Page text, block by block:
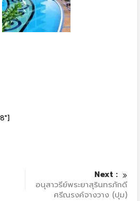
Next :
อนุสาวรีย์พระยาสุรินทรภักดี
ศรีณรงค์จางวาง (ปุม)